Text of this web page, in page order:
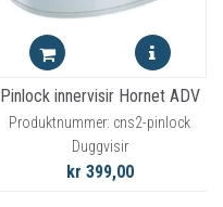
Pinlock innervisir Hornet ADV
Produktnummer: cns2-pinlock
Duggvisir
kr 399,00